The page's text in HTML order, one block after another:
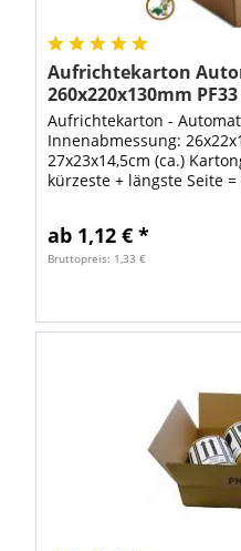
Aufrichtekarton
260x220x130mm PF33
Aufrichtekarton -
Innenabmessung:
27x23x14,5cm (ca.)
kürzeste + längste Seite
ab 1,12 € *
Bruttopreis: 1,33 €